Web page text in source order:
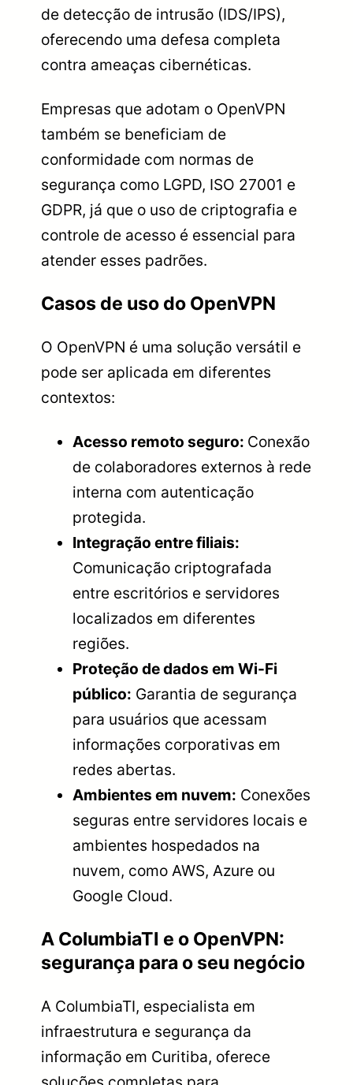
de detecção de intrusão (IDS/IPS),
oferecendo uma defesa completa
contra ameaças cibernéticas.
Empresas que adotam o OpenVPN
também se beneficiam de
conformidade com normas de
segurança como LGPD, ISO 27001 e
GDPR, já que o uso de criptografia e
controle de acesso é essencial para
atender esses padrões.
Casos de uso do OpenVPN
O OpenVPN é uma solução versátil e
pode ser aplicada em diferentes
contextos:
Acesso remoto seguro: Conexão
de colaboradores externos à rede
interna com autenticação
protegida.
Integração entre filiais:
Comunicação criptografada
entre escritórios e servidores
localizados em diferentes
regiões.
Proteção de dados em Wi-Fi
público: Garantia de segurança
para usuários que acessam
informações corporativas em
redes abertas.
Ambientes em nuvem: Conexões
seguras entre servidores locais e
ambientes hospedados na
nuvem, como AWS, Azure ou
Google Cloud.
A ColumbiaTI e o OpenVPN:
segurança para o seu negócio
A ColumbiaTI, especialista em
infraestrutura e segurança da
informação em Curitiba, oferece